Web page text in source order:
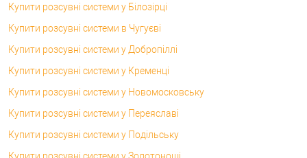
Купити розсувні системи у Білозірці
Купити розсувні системи в Чугуєві
Купити розсувні системи у Добропіллі
Купити розсувні системи у Кременці
Купити розсувні системи у Новомосковську
Купити розсувні системи у Переяславі
Купити розсувні системи у Подільську